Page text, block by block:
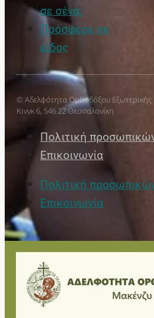
σε σένα;
Πρόσφερε σε
είδος
© Αδελφότητα Ορθοδόξου Εξωτερικής
Κινγκ 6, 546 22 Θεσσαλονίκη
Πολιτική
Επικοινωνία
Πολιτική
Επικοινωνία